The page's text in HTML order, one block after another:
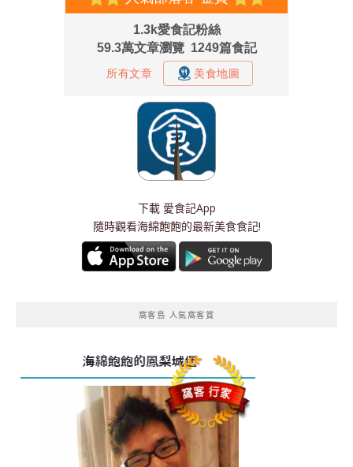
下載 愛食記App
隨時觀看海綿飽飽的最新美食食記!
窩客島 人氣窩客賞